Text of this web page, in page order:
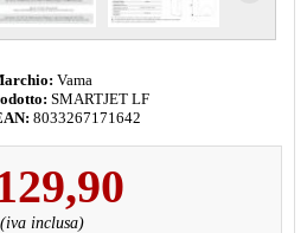
Vama
SMARTJET LF
8033267171642
(iva inclusa)